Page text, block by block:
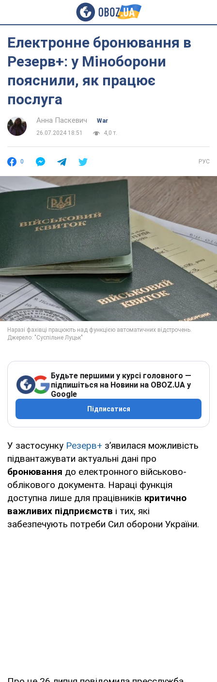
Електронне бронювання в
Резерв+: у Міноборони
пояснили, як працює
послуга
Анна Паскевич
War
26.07.2024 18:51
4,0 т.
0 РУС
Будьте першими у курсі головного —
підпишіться на Новини на OBOZ.UA у
Google
Підписатися
У застосунку Резерв+ зʼявилася можливість
підвантажувати актуальні дані про
бронювання до електронного військово-
облікового документа. Нараці функція
доступна лише для працівників критично
важливих підприємств і тих, які
забезпечують потреби Сил оборони України.